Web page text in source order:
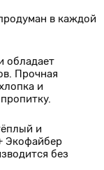
в каждой
обладает
Прочная
и
и
Экофайбер
без